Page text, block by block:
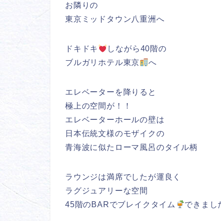
お隣りの
東京ミッドタウン八重洲へ
ドキドキ
しながら40階の
ブルガリホテル東京
へ
エレベーターを降りると
極上の空間が！！
エレベーターホールの壁は
日本伝統文様のモザイクの
青海波に似たローマ風呂のタイル柄
ラウンジは満席でしたが運良く
ラグジュアリーな空間
45階のBARでブレイクタイム
できまし